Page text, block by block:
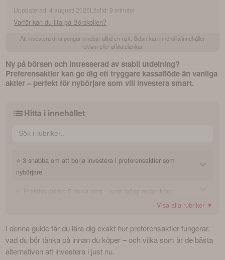
Uppdaterad: 4 augusti 2026Lästid: 9 minuter
Varför kan du lita på Börskollen?
Att investera dina pengar innebär alltid en risk. Sidan kan innehålla/innehåller
reklam eller affiliatelänkar.
Ny på börsen och intresserad av stabil utdelning?
Preferensaktier kan ge dig ett tryggare kassaflöde än vanliga
aktier – perfekt för nybörjare som vill investera smart.
Hitta i innehållet
⭐ 3 snabba om att börja investera i preferensaktier som
nybörjare
3. Hur köper man preferensaktier som nybörjare?
✅ Praktisk guide: 5 enkla steg – kom igång redan idag
2. Välj rätt konto för din investering
3. Jämför och välj preferensaktier
Mest ägda? Preferensaktierna som flest sparare väljer
Högst avkastning? Preffarna med högst direktavkastning
🔍 Vad är preferensaktier – och hur skiljer de sig från
vanliga aktier?
Visa alla rubriker ▼
I denna guide får du lära dig exakt hur preferensaktier fungerar,
vad du bör tänka på innan du köper – och vilka som är de bästa
alternativen att investera i just nu.